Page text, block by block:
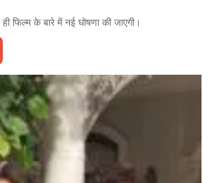
फिल्म के बारे में नई घोषणा की जाएगी।